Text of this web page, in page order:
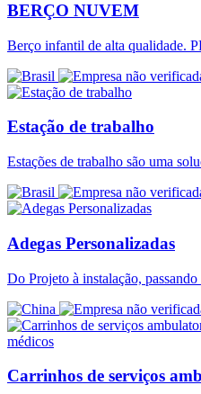
BERÇO NUVEM
Berço infantil de alta qualidade.
Estação de trabalho
Estações de trabalho são uma
Adegas Personalizadas
Do Projeto à instalação,
Carrinhos de serviços